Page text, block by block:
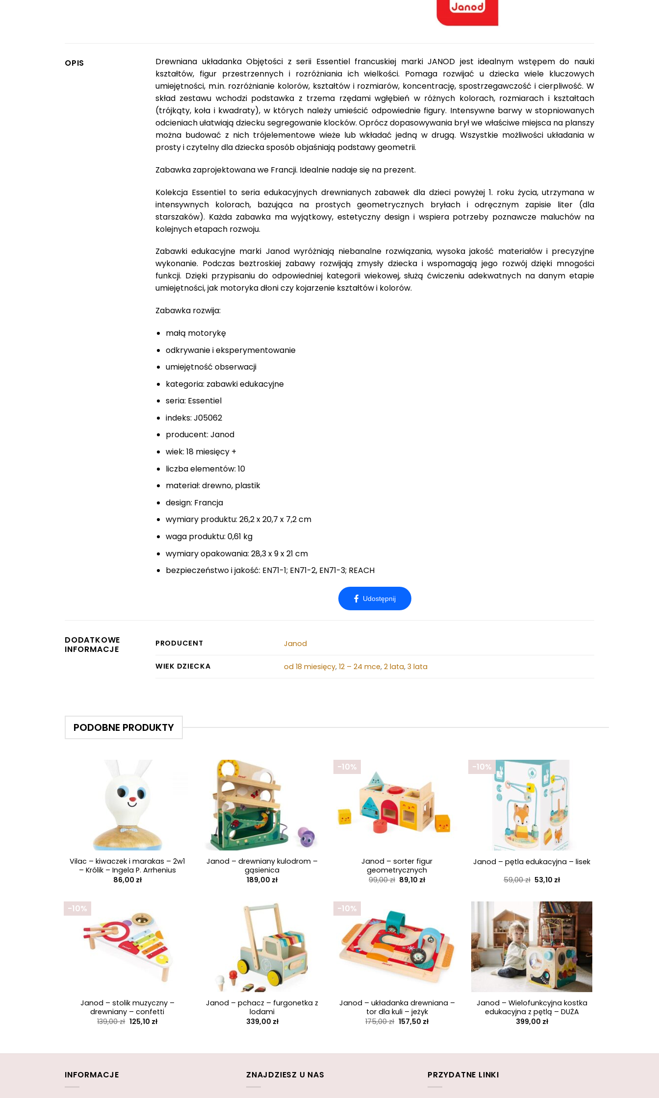
0
0
z
ł
.
2
z
ł
.
OPIS
Drewniana układanka Objętości z serii Essentiel francuskiej marki JANOD jest idealnym wstępem do nauki
kształtów, figur przestrzennych i rozróżniania ich wielkości. Pomaga rozwijać u dziecka wiele kluczowych
umiejętności, m.in. rozróżnianie kolorów, kształtów i rozmiarów, koncentrację, spostrzegawczość i cierpliwość. W
skład zestawu wchodzi podstawka z trzema rzędami wgłębień w różnych kolorach, rozmiarach i kształtach
(trójkąty, koła i kwadraty), w których należy umieścić odpowiednie figury. Intensywne barwy w stopniowanych
odcieniach ułatwiają dziecku segregowanie klocków. Oprócz dopasowywania brył we właściwe miejsca na planszy
można budować z nich trójelementowe wieże lub wkładać jedną w drugą. Wszystkie możliwości układania w
prosty i czytelny dla dziecka sposób objaśniają podstawy geometrii.
Zabawka zaprojektowana we Francji. Idealnie nadaje się na prezent.
Kolekcja Essentiel to seria edukacyjnych drewnianych zabawek dla dzieci powyżej 1. roku życia, utrzymana w
intensywnych kolorach, bazująca na prostych geometrycznych bryłach i odręcznym zapisie liter (dla
starszaków). Każda zabawka ma wyjątkowy, estetyczny design i wspiera potrzeby poznawcze maluchów na
kolejnych etapach rozwoju.
Zabawki edukacyjne marki Janod wyróżniają niebanalne rozwiązania, wysoka jakość materiałów i precyzyjne
wykonanie. Podczas beztroskiej zabawy rozwijają zmysły dziecka i wspomagają jego rozwój dzięki mnogości
funkcji. Dzięki przypisaniu do odpowiedniej kategorii wiekowej, służą ćwiczeniu adekwatnych na danym etapie
umiejętności, jak motoryka dłoni czy kojarzenie kształtów i kolorów.
Zabawka rozwija:
małą motorykę
odkrywanie i eksperymentowanie
umiejętność obserwacji
kategoria: zabawki edukacyjne
seria: Essentiel
indeks: J05062
producent: Janod
wiek: 18 miesięcy +
liczba elementów: 10
materiał: drewno, plastik
design: Francja
wymiary produktu: 26,2 x 20,7 x 7,2 cm
waga produktu: 0,61 kg
wymiary opakowania: 28,3 x 9 x 21 cm
bezpieczeństwo i jakość: EN71-1; EN71-2, EN71-3; REACH
DODATKOWE
INFORMACJE
PRODUCENT Janod
WIEK DZIECKA od 18 miesięcy,12 – 24 mce,2 lata,3 lata
Vilac – kiwaczek i marakas – 2w1
– Królik – Ingela P. Arrhenius
86,00 zł
+
Janod – drewniany kulodrom –
gąsienica
189,00 zł
-10%
Janod – sorter figur
geometrycznych
99,00zł Pierwotna
cena
89,10 złAktualna
-10%
Janod – pętla edukacyjna – lisek
59,00zł Pierwotna
cena
59,00 zł.
53,10 złAktualna
53,10 zł.
-10%
Janod – stolik muzyczny –
drewniany – confetti
139,00zł Pierwotna
cena
125,10 złAktualna
Janod – pchacz – furgonetka z
lodami
339,00 zł
-10%
Janod – układanka drewniana –
tor dla kuli – jeżyk
175,00zł Pierwotna
cena
157,50 złAktualna
Janod – Wielofunkcyjna kostka
edukacyjna z pętlą – DUŻA
399,00 zł
PODOBNE PRODUKTY
INFORMACJE ZNAJDZIESZ U NAS PRZYDATNE LINKI